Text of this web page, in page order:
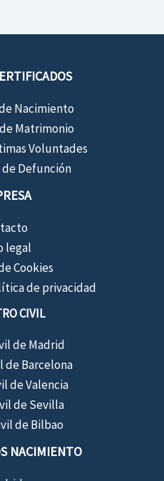
Nacimiento
Matrimonio
Voluntades
Defunción
legal
Cookies
de privacidad
CIVIL
de Madrid
de Barcelona
de Valencia
de Sevilla
de Bilbao
NACIMIENTO